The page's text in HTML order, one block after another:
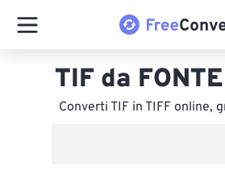
TIF da
Converti TIF in TIFF online,